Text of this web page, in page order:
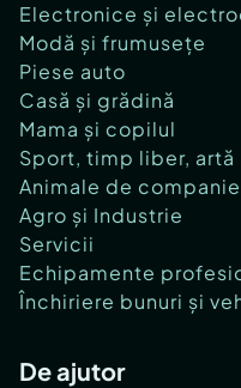
Electronice și
Modă și frumusețe
Piese auto
Casă și grădină
Mama și copilul
Sport, timp liber, artă
Animale de companie
Agro și Industrie
Servicii
Echipamente
Închiriere bunuri și
De ajutor